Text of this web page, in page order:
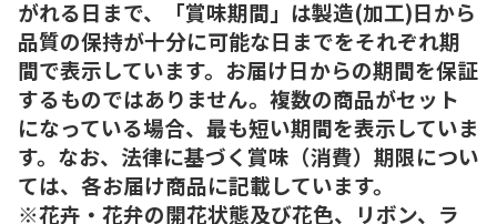
がれる日まで、「賞味期間」は製造(加工)日から
品質の保持が十分に可能な日までをそれぞれ期
間で表示しています。お届け日からの期間を保証
するものではありません。複数の商品がセット
になっている場合、最も短い期間を表示していま
す。なお、法律に基づく賞味（消費）期限につい
ては、各お届け商品に記載しています。
※花卉・花弁の開花状態及び花色、リボン、ラ